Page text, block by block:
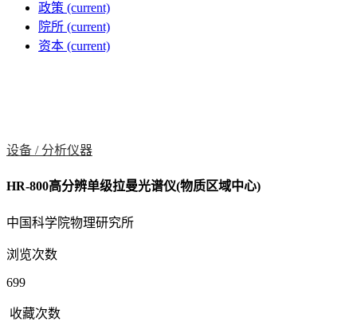
政策 (current)
院所 (current)
资本 (current)
设备 / 分析仪器
HR-800高分辨单级拉曼光谱仪(物质区域中心)
中国科学院物理研究所
浏览次数
699
收藏次数